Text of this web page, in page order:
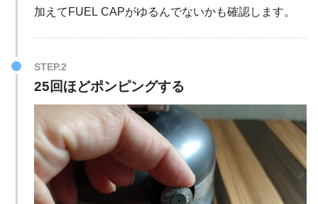
加えてFUEL CAPがゆるんでないかも確認します。
STEP.2
25回ほどポンピングする